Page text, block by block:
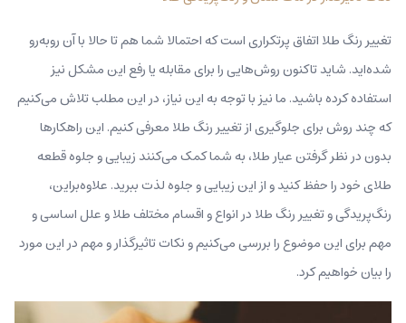
تغییر رنگ طلا اتفاق پرتکراری است که احتمالا شما هم تا حالا با آن روبه‌رو
شده‌اید. شاید تاکنون روش‌هایی را برای مقابله یا رفع این مشکل نیز
استفاده کرده باشید. ما نیز با توجه به این نیاز، در این مطلب تلاش می‌کنیم
که چند روش برای جلوگیری از تغییر رنگ طلا معرفی کنیم. این راهکارها
بدون در نظر گرفتن عیار طلا، به شما کمک می‌کنند زیبایی و جلوه قطعه
طلای خود را حفظ کنید و از این زیبایی و جلوه لذت ببرید. علاوه‌بر‌این،
رنگ‌پریدگی و تغییر رنگ طلا در انواع و اقسام مختلف طلا و علل اساسی و
مهم برای این موضوع را بررسی می‌کنیم و نکات تاثیرگذار و مهم در این مورد
را بیان خواهیم کرد.